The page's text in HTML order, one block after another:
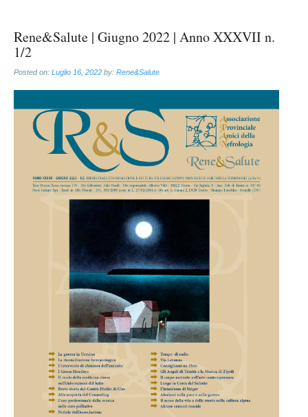
Rene&Salute | Giugno 2022 | Anno XXXVII n.
1/2
Posted on: Luglio 16, 2022 by: Rene&Salute